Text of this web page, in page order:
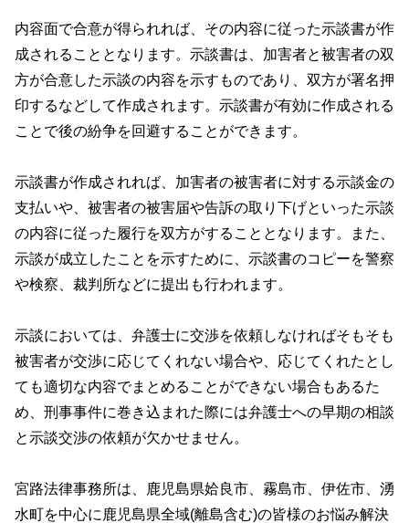
内容面で合意が得られれば、その内容に従った示談書が作
成されることとなります。示談書は、加害者と被害者の双
方が合意した示談の内容を示すものであり、双方が署名押
印するなどして作成されます。示談書が有効に作成される
ことで後の紛争を回避することができます。
示談書が作成されれば、加害者の被害者に対する示談金の
支払いや、被害者の被害届や告訴の取り下げといった示談
の内容に従った履行を双方がすることとなります。また、
示談が成立したことを示すために、示談書のコピーを警察
や検察、裁判所などに提出も行われます。
示談においては、弁護士に交渉を依頼しなければそもそも
被害者が交渉に応じてくれない場合や、応じてくれたとし
ても適切な内容でまとめることができない場合もあるた
め、刑事事件に巻き込まれた際には弁護士への早期の相談
と示談交渉の依頼が欠かせません。
宮路法律事務所は、鹿児島県姶良市、霧島市、伊佐市、湧
水町を中心に鹿児島県全域(離島含む)の皆様のお悩み解決